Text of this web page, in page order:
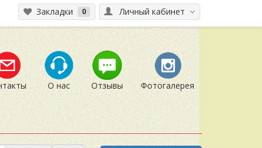
Личный кабинет
Закладки 0
О нас Отзывы Фотогалерея